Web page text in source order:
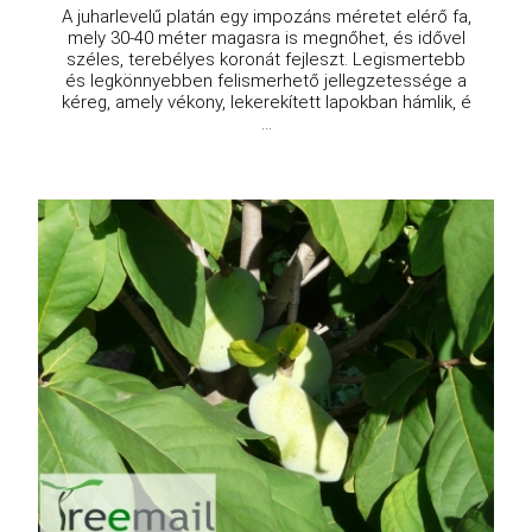
A juharlevelű platán egy impozáns méretet elérő fa,
mely 30-40 méter magasra is megnőhet, és idővel
széles, terebélyes koronát fejleszt. Legismertebb
és legkönnyebben felismerhető jellegzetessége a
kéreg, amely vékony, lekerekített lapokban hámlik, é
...